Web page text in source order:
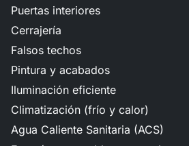
Puertas interiores
Cerrajería
Falsos techos
Pintura y acabados
Iluminación eficiente
Climatización (frío y calor)
Agua Caliente Sanitaria (ACS)